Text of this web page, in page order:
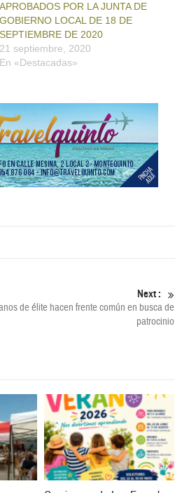
APROBADOS POR LA JUNTA DE
GOBIERNO LOCAL DE 18 DE
SEPTIEMBRE DE 2020
21 septiembre, 2020
En «Destacadas»
Next :
de élite hacen frente común en busca de
patrocinio